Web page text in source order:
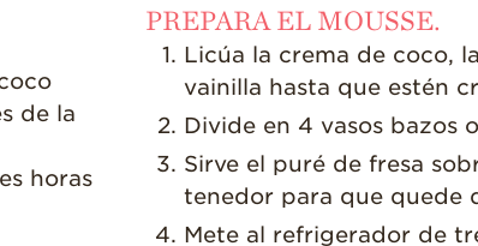
de la
horas
PREPARA EL MOUSSE.
Licúa la crema de coco,
vainilla hasta que estén
Divide en 4 vasos bazos
Sirve el puré de fresa
tenedor para que quede
Mete al refrigerador de